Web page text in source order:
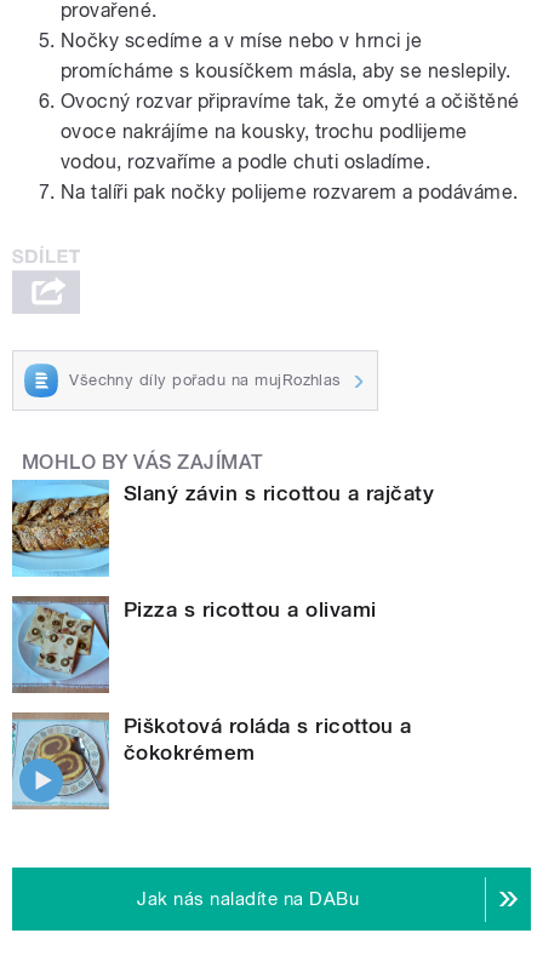
provařené.
Nočky scedíme a v míse nebo v hrnci je
promícháme s kousíčkem másla, aby se neslepily.
Ovocný rozvar připravíme tak, že omyté a očištěné
ovoce nakrájíme na kousky, trochu podlijeme
vodou, rozvaříme a podle chuti osladíme.
Na talíři pak nočky polijeme rozvarem a podáváme.
Všechny díly pořadu na mujRozhlas
MOHLO BY VÁS ZAJÍMAT
Slaný závin s ricottou a rajčaty
Pizza s ricottou a olivami
Piškotová roláda s ricottou a
čokokrémem
Jak nás naladíte na DABu